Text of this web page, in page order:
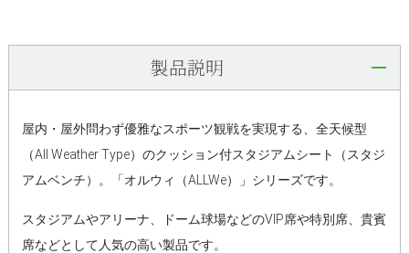
製品説明
屋内・屋外問わず優雅なスポーツ観戦を実現する、全天候型
（All Weather Type）のクッション付スタジアムシート（スタジ
アムベンチ）。「オルウィ（ALLWe）」シリーズです。
スタジアムやアリーナ、ドーム球場などのVIP席や特別席、貴賓
席などとして人気の高い製品です。